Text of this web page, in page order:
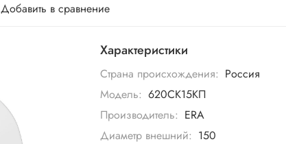
Добавить в сравнение
Характеристики
Страна происхождения: Россия
Модель: 620СК15КП
Производитель: ERA
Диаметр внешний: 150